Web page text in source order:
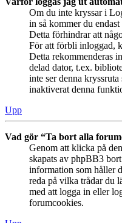
Om du inte kryssar i
in så kommer du
Detta förhindrar att
För att förbli inloggad,
Detta rekommenderas
delad dator, t.ex.
inte ser denna
inaktiverat denna
Upp
Vad gör “Ta bort alla
Genom att klicka på
skapats av phpBB3
information som håller
reda på vilka trådar du
med att logga in eller
forumcookies.